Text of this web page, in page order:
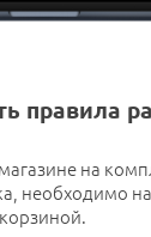
правила
на
необходимо